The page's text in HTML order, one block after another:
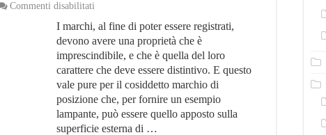
Commenti disabilitati
Marchio
di
posizione
I marchi, al fine di poter essere registrati,
devono avere una proprietà che è
imprescindibile, e che è quella del loro
carattere che deve essere distintivo. E questo
vale pure per il cosiddetto marchio di
posizione che, per fornire un esempio
lampante, può essere quello apposto sulla
superficie esterna di …